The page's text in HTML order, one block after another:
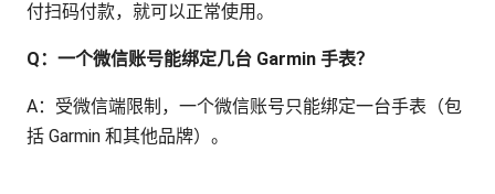
付扫码付款，就可以正常使用。
Q：一个微信账号能绑定几台 Garmin 手表？
A：受微信端限制，一个微信账号只能绑定一台手表（包
括 Garmin 和其他品牌）。